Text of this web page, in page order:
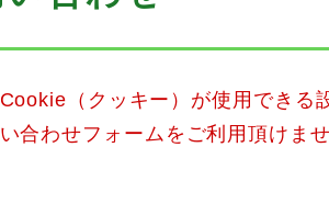
（クッキー）が使用できる
合わせフォームをご利用頂けませ